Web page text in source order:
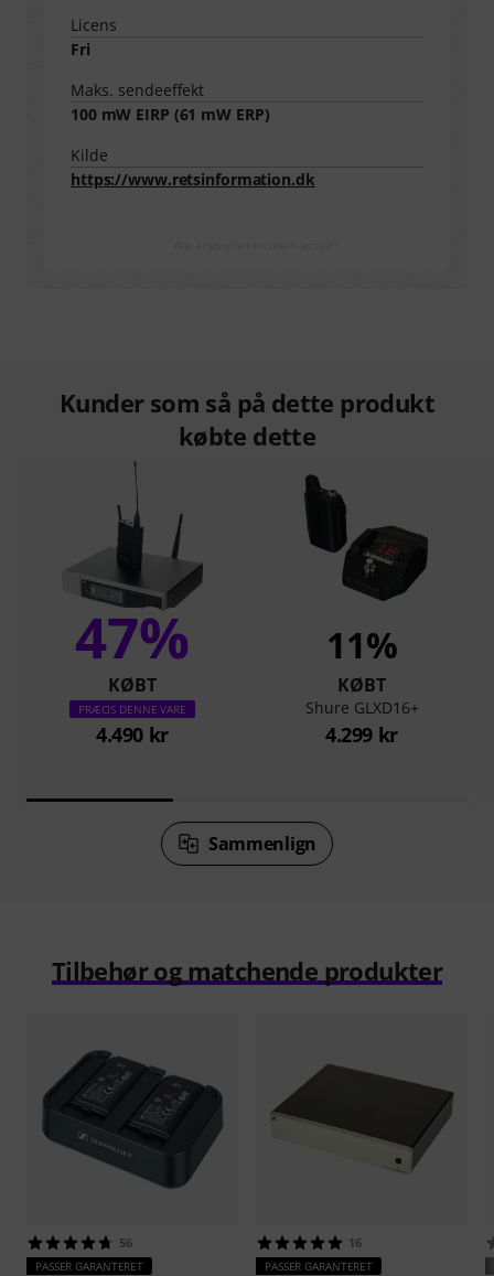
Licens
Fri
Maks. sendeeffekt
100mW EIRP (61 mW ERP)
Kilde
https://www.retsinformation.dk
Kunder som så på dette produkt
købte dette
47%
KØBT
PRÆCIS DENNE VARE
4.490 kr
11%
KØBT
Shure GLXD16+
4.299 kr
Sammenlign
Tilbehør og matchende produkter
56
PASSER GARANTERET
16
PASSER GARANTERET